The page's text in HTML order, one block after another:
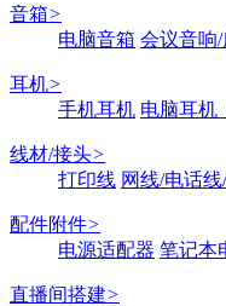
音箱>
电脑音箱 会议音响
耳机>
手机耳机 电脑耳机
线材/接头>
打印线 网线/电话
配件附件>
电源适配器 笔记本
直播间搭建>